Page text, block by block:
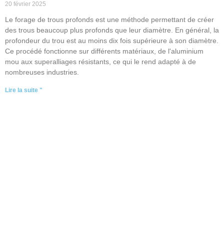
20 février 2025
Le forage de trous profonds est une méthode permettant de créer
des trous beaucoup plus profonds que leur diamètre. En général, la
profondeur du trou est au moins dix fois supérieure à son diamètre.
Ce procédé fonctionne sur différents matériaux, de l'aluminium
mou aux superalliages résistants, ce qui le rend adapté à de
nombreuses industries.
Lire la suite "